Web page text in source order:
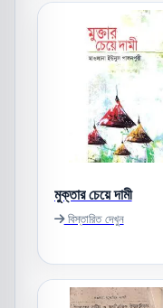
মুক্তার চেয়ে দামী
বিস্তারিত দেখুন